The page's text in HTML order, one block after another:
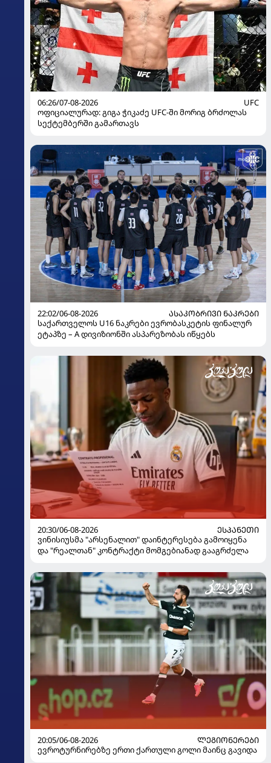
06:26/07-08-2026
UFC
ოფიციალურად: გიგა ჭიკაძე UFC-ში მორიგ ბრძოლას
სექტემბერში გამართავს
22:02/06-08-2026
ᲐᲡᲐᲙᲝᲑᲠᲘᲕᲘ ᲜᲐᲙᲠᲔᲑᲘ
საქართველოს U16 ნაკრები ევრობასკეტის ფინალურ
ეტაპზე – A დივიზიონში ასპარეზობას იწყებს
20:30/06-08-2026
ᲔᲡᲞᲐᲜᲔᲗᲘ
ვინისიუსმა "არსენალით" დაინტერესება გამოიყენა
და "რეალთან" კონტრაქტი მომგებიანად გააგრძელა
20:05/06-08-2026
ᲚᲔᲒᲘᲝᲜᲔᲠᲔᲑᲘ
ევროტურნირებზე ერთი ქართული გოლი მაინც გავიდა